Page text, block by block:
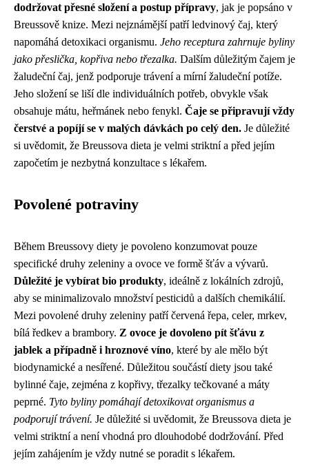
dodržovat přesné složení a postup přípravy, jak je popsáno v
Breussově knize. Mezi nejznámější patří ledvinový čaj, který
napomáhá detoxikaci organismu. Jeho receptura zahrnuje byliny
jako přeslička, kopřiva nebo třezalka. Dalším důležitým čajem je
žaludeční čaj, jenž podporuje trávení a mírní žaludeční potíže.
Jeho složení se liší dle individuálních potřeb, obvykle však
obsahuje mátu, heřmánek nebo fenykl. Čaje se připravují vždy
čerstvé a popíjí se v malých dávkách po celý den. Je důležité
si uvědomit, že Breussova dieta je velmi striktní a před jejím
započetím je nezbytná konzultace s lékařem.
Povolené potraviny
Během Breussovy diety je povoleno konzumovat pouze
specifické druhy zeleniny a ovoce ve formě šťáv a vývarů.
Důležité je vybírat bio produkty, ideálně z lokálních zdrojů,
aby se minimalizovalo množství pesticidů a dalších chemikálií.
Mezi povolené druhy zeleniny patří červená řepa, celer, mrkev,
bílá ředkev a brambory. Z ovoce je dovoleno pít šťávu z
jablek a případně i hroznové víno, které by ale mělo být
biodynamické a nesířené. Důležitou součástí diety jsou také
bylinné čaje, zejména z kopřivy, třezalky tečkované a máty
peprné. Tyto byliny pomáhají detoxikovat organismus a
podporují trávení. Je důležité si uvědomit, že Breussova dieta je
velmi striktní a není vhodná pro dlouhodobé dodržování. Před
jejím zahájením je vždy nutné se poradit s lékařem.